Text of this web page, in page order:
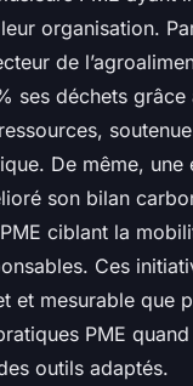
organisation.
de
ses déchets grâce
De même, une
son bilan
ciblant la
Ces
et mesurable que
PME
outils adaptés.